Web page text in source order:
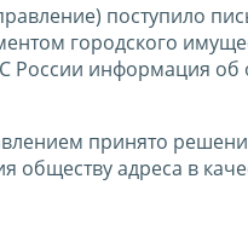
поступило
городского
информация об
принято
обществу адреса в